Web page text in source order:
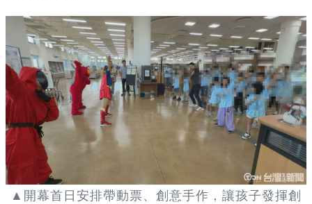
▲開幕首日安排帶動票、創意手作，讓孩子發揮創